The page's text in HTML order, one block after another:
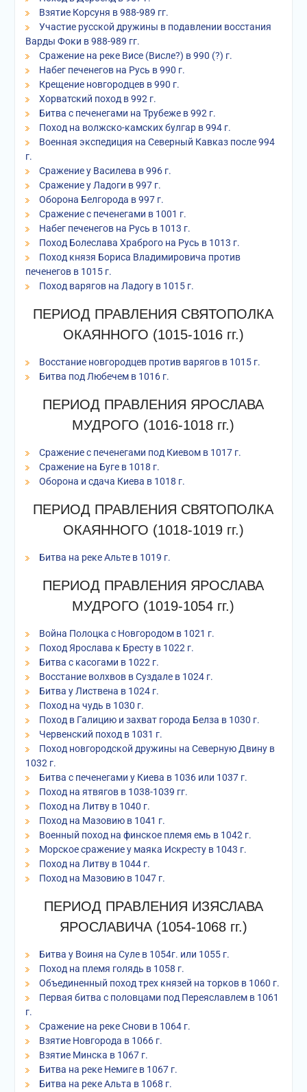
Взятие Корсуня в 988-989 гг.
Участие русской дружины в подавлении восстания
Варды Фоки в 988-989 гг.
Сражение на реке Висе (Висле?) в 990 (?) г.
Набег печенегов на Русь в 990 г.
Крещение новгородцев в 990 г.
Хорватский поход в 992 г.
Битва с печенегами на Трубеже в 992 г.
Поход на волжско-камских булгар в 994 г.
Военная экспедиция на Северный Кавказ после 994
г.
Сражение у Василева в 996 г.
Сражение у Ладоги в 997 г.
Оборона Белгорода в 997 г.
Сражение с печенегами в 1001 г.
Набег печенегов на Русь в 1013 г.
Поход Болеслава Храброго на Русь в 1013 г.
Поход князя Бориса Владимировича против
печенегов в 1015 г.
Поход варягов на Ладогу в 1015 г.
ПЕРИОД ПРАВЛЕНИЯ СВЯТОПОЛКА
ОКАЯННОГО (1015-1016 гг.)
Восстание новгородцев против варягов в 1015 г.
Битва под Любечем в 1016 г.
ПЕРИОД ПРАВЛЕНИЯ ЯРОСЛАВА
МУДРОГО (1016-1018 гг.)
Сражение с печенегами под Киевом в 1017 г.
Сражение на Буге в 1018 г.
Оборона и сдача Киева в 1018 г.
ПЕРИОД ПРАВЛЕНИЯ СВЯТОПОЛКА
ОКАЯННОГО (1018-1019 гг.)
Битва на реке Альте в 1019 г.
ПЕРИОД ПРАВЛЕНИЯ ЯРОСЛАВА
МУДРОГО (1019-1054 гг.)
Война Полоцка с Новгородом в 1021 г.
Поход Ярослава к Бресту в 1022 г.
Битва с касогами в 1022 г.
Восстание волхвов в Суздале в 1024 г.
Битва у Листвена в 1024 г.
Поход на чудь в 1030 г.
Поход в Галицию и захват города Белза в 1030 г.
Червенский поход в 1031 г.
Поход новгородской дружины на Северную Двину в
1032 г.
Битва с печенегами у Киева в 1036 или 1037 г.
Поход на ятвягов в 1038-1039 гг.
Поход на Литву в 1040 г.
Поход на Мазовию в 1041 г.
Военный поход на финское племя емь в 1042 г.
Морское сражение у маяка Искресту в 1043 г.
Поход на Литву в 1044 г.
Поход на Мазовию в 1047 г.
ПЕРИОД ПРАВЛЕНИЯ ИЗЯСЛАВА
ЯРОСЛАВИЧА (1054-1068 гг.)
Битва у Воиня на Суле в 1054г. или 1055 г.
Поход на племя голядь в 1058 г.
Объединенный поход трех князей на торков в 1060 г.
Первая битва с половцами под Переяславлем в 1061
г.
Сражение на реке Снови в 1064 г.
Взятие Новгорода в 1066 г.
Взятие Минска в 1067 г.
Битва на реке Немиге в 1067 г.
Битва на реке Альта в 1068 г.